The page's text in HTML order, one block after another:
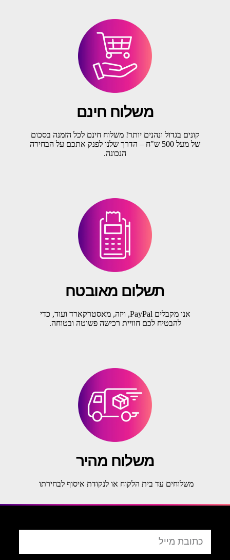
משלוח חינם
קונים בגדול ונהנים יותר! משלוח חינם לכל הזמנה בסכום
של מעל 500 ש"ח – הדרך שלנו לפנק אתכם על הבחירה
הנכונה.
תשלום מאובטח
אנו מקבלים PayPal, ויזה, מאסטרקארד ועוד, כדי
להבטיח לכם חוויית רכישה פשוטה ובטוחה.
משלוח מהיר
משלוחים עד בית הלקוח או לנקודת איסוף לבחירתו